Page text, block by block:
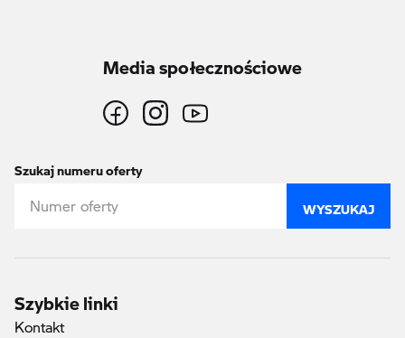
Media społecznościowe
Szukaj numeru oferty
WYSZUKAJ
Szybkie linki
Kontakt